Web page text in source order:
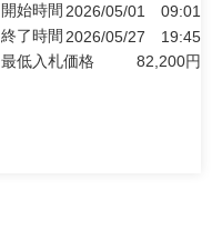
開始時間 2026/05/01
09:01
終了時間 2026/05/27
19:45
最低入札価格
82,200円